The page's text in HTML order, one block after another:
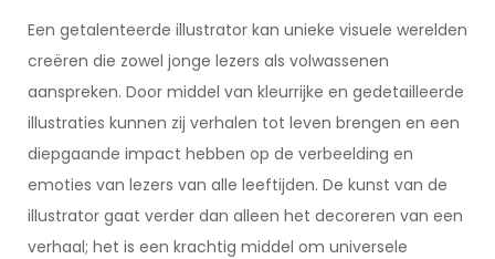
Een getalenteerde illustrator kan unieke visuele werelden
creëren die zowel jonge lezers als volwassenen
aanspreken. Door middel van kleurrijke en gedetailleerde
illustraties kunnen zij verhalen tot leven brengen en een
diepgaande impact hebben op de verbeelding en
emoties van lezers van alle leeftijden. De kunst van de
illustrator gaat verder dan alleen het decoreren van een
verhaal; het is een krachtig middel om universele